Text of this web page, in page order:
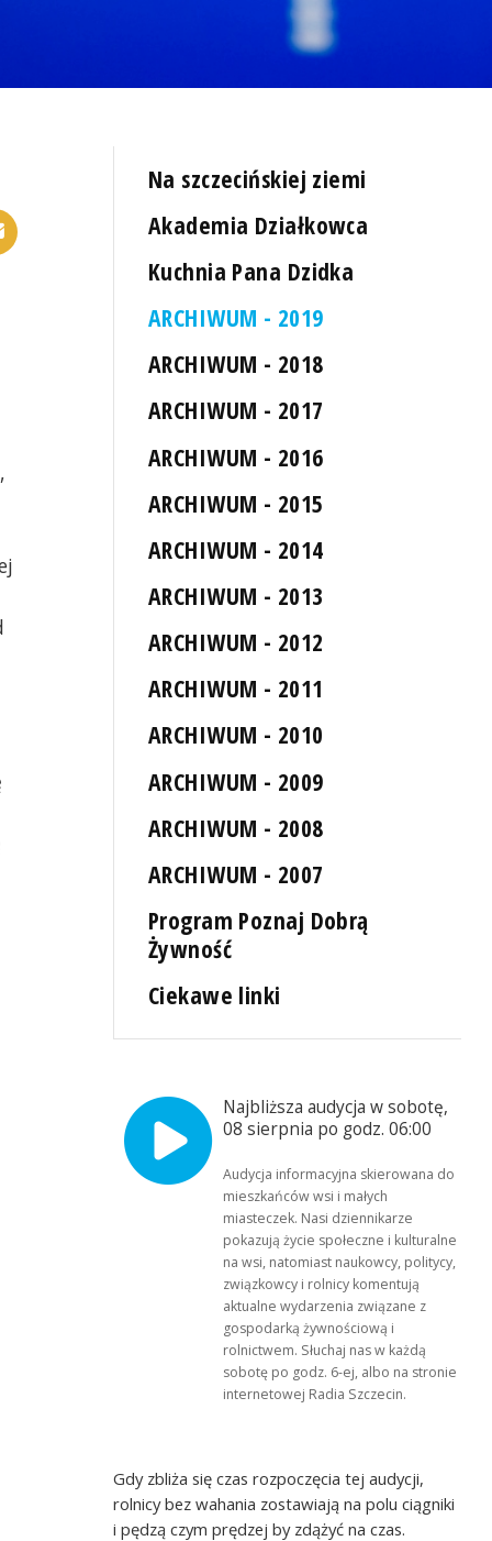
Na szczecińskiej ziemi
Akademia Działkowca
Kuchnia Pana Dzidka
ARCHIWUM - 2019
ARCHIWUM - 2018
ARCHIWUM - 2017
ARCHIWUM - 2016
ARCHIWUM - 2015
ARCHIWUM - 2014
ARCHIWUM - 2013
ARCHIWUM - 2012
ARCHIWUM - 2011
ARCHIWUM - 2010
ARCHIWUM - 2009
ARCHIWUM - 2008
ARCHIWUM - 2007
Program Poznaj Dobrą
Żywność
Ciekawe linki
Najbliższa audycja w sobotę,
08 sierpnia po godz. 06:00
Audycja informacyjna skierowana do
mieszkańców wsi i małych
miasteczek. Nasi dziennikarze
pokazują życie społeczne i kulturalne
na wsi, natomiast naukowcy, politycy,
związkowcy i rolnicy komentują
aktualne wydarzenia związane z
gospodarką żywnościową i
rolnictwem. Słuchaj nas w każdą
sobotę po godz. 6-ej, albo na stronie
internetowej Radia Szczecin.
Gdy zbliża się czas rozpoczęcia tej audycji,
rolnicy bez wahania zostawiają na polu ciągniki
i pędzą czym prędzej by zdążyć na czas.